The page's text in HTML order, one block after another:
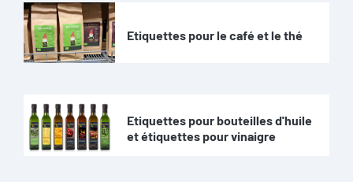
Etiquettes pour le café et le thé
Etiquettes pour bouteilles d'huile
et étiquettes pour vinaigre